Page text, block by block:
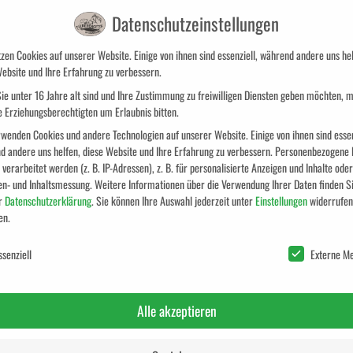
Farbbalance
unterschiedliche Wellenlängen, aus
Datenschutzeinstellungen
Cookies auf unserer Website. Einige von ihnen sind essenziell, während andere uns
und Ihre Erfahrung zu verbessern.
unter 16 Jahre alt sind und Ihre Zustimmung zu freiwilligen Diensten geben möchten,
Erziehungsberechtigten um Erlaubnis bitten.
Cookies und andere Technologien auf unserer Website. Einige von ihnen sind
andere uns helfen, diese Website und Ihre Erfahrung zu verbessern. Personenbezogene
werden (z. B. IP-Adressen), z. B. für personalisierte Anzeigen und Inhalte oder
und Inhaltsmessung.Weitere Informationen über die Verwendung Ihrer Daten finden
Datenschutzerklärung.Sie können Ihre Auswahl jederzeit unterEinstellungen
Externe
Alle akzeptieren